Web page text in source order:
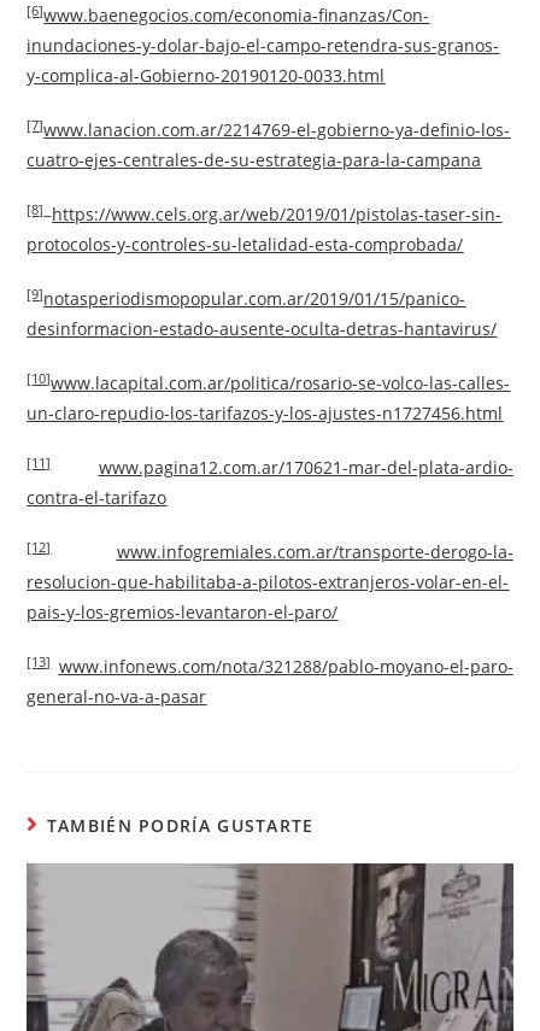
[6]www.baenegocios.com/economia-finanzas/Con-
inundaciones-y-dolar-bajo-el-campo-retendra-sus-granos-
y-complica-al-Gobierno-20190120-0033.html
[7]www.lanacion.com.ar/2214769-el-gobierno-ya-definio-los-
cuatro-ejes-centrales-de-su-estrategia-para-la-campana
[8]–https://www.cels.org.ar/web/2019/01/pistolas-taser-sin-
protocolos-y-controles-su-letalidad-esta-comprobada/
[9]notasperiodismopopular.com.ar/2019/01/15/panico-
desinformacion-estado-ausente-oculta-detras-hantavirus/
[10]www.lacapital.com.ar/politica/rosario-se-volco-las-calles-
un-claro-repudio-los-tarifazos-y-los-ajustes-n1727456.html
[11]
www.pagina12.com.ar/170621-mar-del-plata-ardio-
contra-el-tarifazo
[12]
www.infogremiales.com.ar/transporte-derogo-la-
resolucion-que-habilitaba-a-pilotos-extranjeros-volar-en-el-
pais-y-los-gremios-levantaron-el-paro/
[13] www.infonews.com/nota/321288/pablo-moyano-el-paro-
general-no-va-a-pasar
TAMBIÉN PODRÍA GUSTARTE